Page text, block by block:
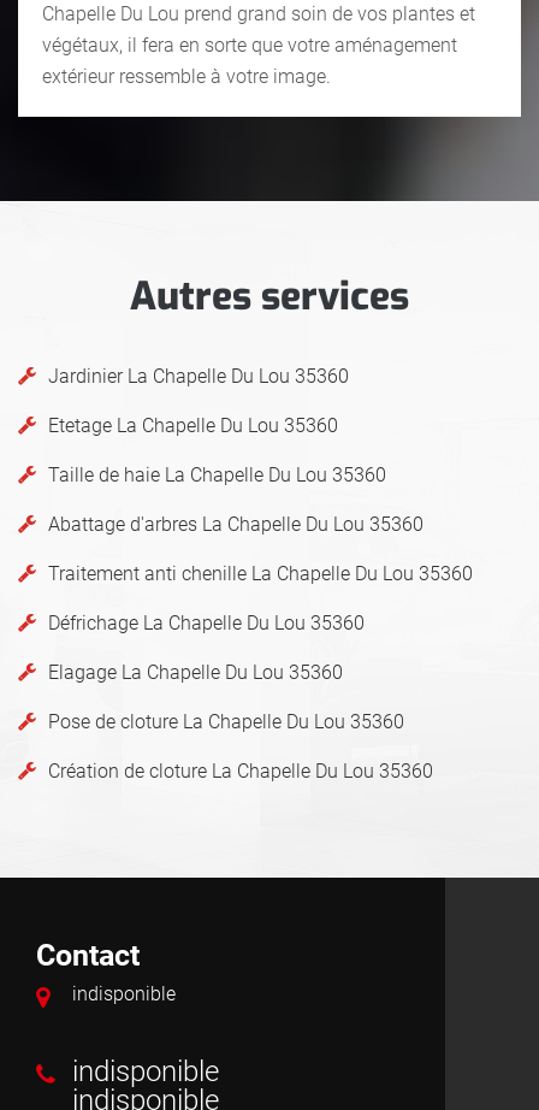
Chapelle Du Lou prend grand soin de vos plantes et
végétaux, il fera en sorte que votre aménagement
extérieur ressemble à votre image.
Autres services
Jardinier La Chapelle Du Lou 35360
Etetage La Chapelle Du Lou 35360
Taille de haie La Chapelle Du Lou 35360
Abattage d'arbres La Chapelle Du Lou 35360
Traitement anti chenille La Chapelle Du Lou 35360
Défrichage La Chapelle Du Lou 35360
Elagage La Chapelle Du Lou 35360
Pose de cloture La Chapelle Du Lou 35360
Création de cloture La Chapelle Du Lou 35360
Contact
indisponible
indisponible
indisponible